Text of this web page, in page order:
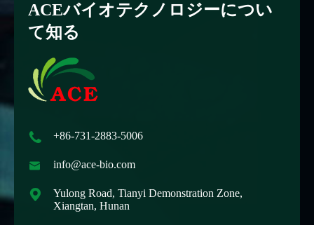
ACEバイオテクノロジーについ
て知る
 +86-731-2883-5006
 info@ace-bio.com

Yulong Road, Tianyi Demonstration Zone,
Xiangtan, Hunan